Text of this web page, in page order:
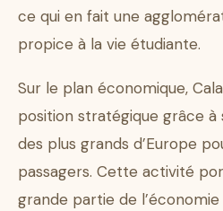
ce qui en fait une
propice à la vie étudiante.
Sur le plan économique,
position stratégique grâce à
des plus grands d’Europe
passagers. Cette activité
grande partie de